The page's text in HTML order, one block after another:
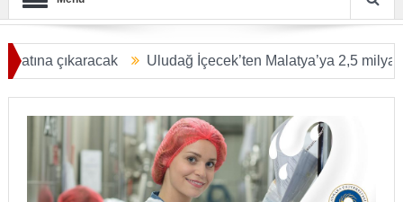
Uludağ İçecek’ten Malatya’ya 2,5 milyar TL’lik